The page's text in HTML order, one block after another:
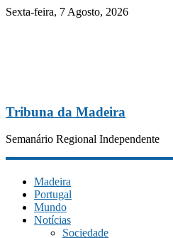
Sexta-feira, 7 Agosto, 2026
Tribuna da Madeira
Semanário Regional Independente
Madeira
Portugal
Mundo
Notícias
Sociedade